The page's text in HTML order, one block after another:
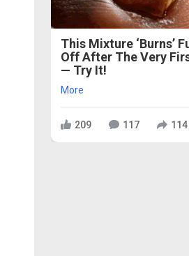
This Mixture ‘Burns’
Off After The Very
— Try It!
More
209 117 114